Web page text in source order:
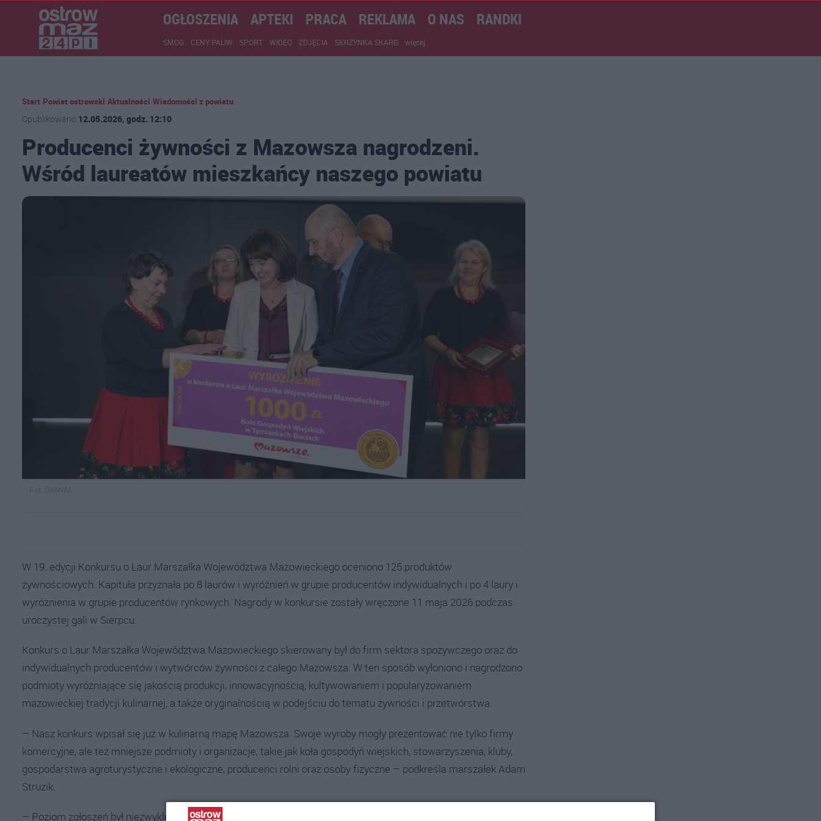
OGŁOSZENIA APTEKI PRACA REKLAMA O NAS RANDKI
SMOG CENY PALIW SPORT WIDEO ZDJĘCIA SKRZYNKA SKARG więcej
Start Powiat ostrowski Aktualności Wiadomości z powiatu
Opublikowano 12.05.2026, godz. 12:10
Producenci żywności z Mazowsza nagrodzeni.
Wśród laureatów mieszkańcy naszego powiatu
Fot. UMWM
W 19. edycji Konkursu o Laur Marszałka Województwa Mazowieckiego oceniono 125 produktów
żywnościowych. Kapituła przyznała po 8 laurów i wyróżnień w grupie producentów indywidualnych i po 4 laury i
wyróżnienia w grupie producentów rynkowych. Nagrody w konkursie zostały wręczone 11 maja 2026 podczas
uroczystej gali w Sierpcu.
Konkurs o Laur Marszałka Województwa Mazowieckiego skierowany był do firm sektora spożywczego oraz do
indywidualnych producentów i wytwórców żywności z całego Mazowsza. W ten sposób wyłoniono i nagrodzono
podmioty wyróżniające się jakością produkcji, innowacyjnością, kultywowaniem i popularyzowaniem
mazowieckiej tradycji kulinarnej, a także oryginalnością w podejściu do tematu żywności i przetwórstwa.
– Nasz konkurs wpisał się już w kulinarną mapę Mazowsza. Swoje wyroby mogły prezentować nie tylko firmy
komercyjne, ale też mniejsze podmioty i organizacje, takie jak koła gospodyń wiejskich, stowarzyszenia, kluby,
gospodarstwa agroturystyczne i ekologiczne, producenci rolni oraz osoby fizyczne – podkreśla marszałek Adam
Struzik.
– Poziom zgłoszeń był niezwykle wysoki, dlatego wybór laureatów nie należał do łatwych. Oceniane produkty